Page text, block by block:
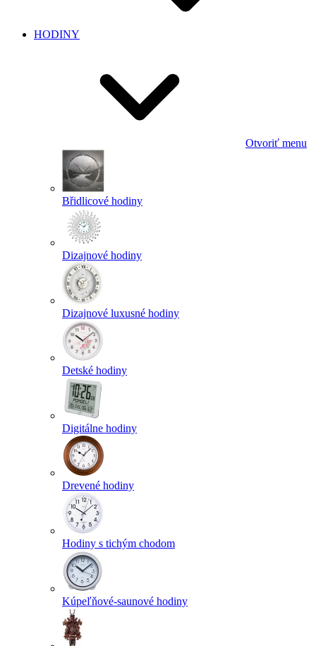
HODINY
Otvoriť menu
Břidlicové hodiny
Dizajnové hodiny
Dizajnové luxusné hodiny
Detské hodiny
Digitálne hodiny
Drevené hodiny
Hodiny s tichým chodom
Kúpeľňové-saunové hodiny